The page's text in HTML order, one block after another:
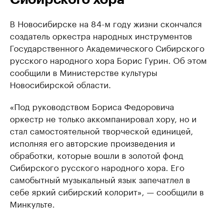
В Новосибирске на 84-м году жизни скончался
создатель оркестра народных инструментов
Государственного Академического Сибирского
русского народного хора Борис Гурин. Об этом
сообщили в Министерстве культуры
Новосибирской области.
«Под руководством Бориса Федоровича
оркестр не только аккомпанировал хору, но и
стал самостоятельной творческой единицей,
исполняя его авторские произведения и
обработки, которые вошли в золотой фонд
Сибирского русского народного хора. Его
самобытный музыкальный язык запечатлел в
себе яркий сибирский колорит», — сообщили в
Минкульте.